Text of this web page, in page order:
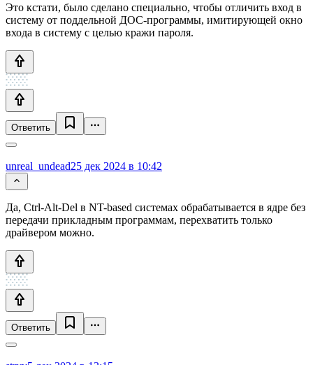
Это кстати, было сделано специально, чтобы отличить вход в
систему от поддельной ДОС-программы, имитирующей окно
входа в систему с целью кражи пароля.
Ответить
unreal_undead25 дек 2024 в 10:42
Да, Ctrl-Alt-Del в NT-based системах обрабатывается в ядре без
передачи прикладным программам, перехватить только
драйвером можно.
Ответить